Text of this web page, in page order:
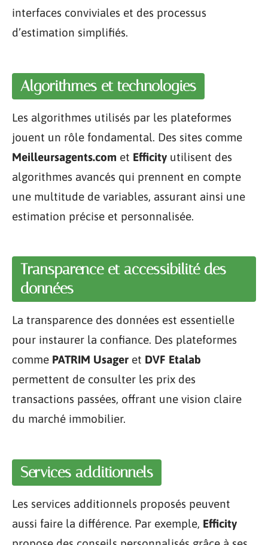
interfaces conviviales et des processus
d’estimation simplifiés.
Algorithmes et technologies
Les algorithmes utilisés par les plateformes
jouent un rôle fondamental. Des sites comme
Meilleursagents.com et Efficity utilisent des
algorithmes avancés qui prennent en compte
une multitude de variables, assurant ainsi une
estimation précise et personnalisée.
Transparence et accessibilité des
données
La transparence des données est essentielle
pour instaurer la confiance. Des plateformes
comme PATRIM Usager et DVF Etalab
permettent de consulter les prix des
transactions passées, offrant une vision claire
du marché immobilier.
Services additionnels
Les services additionnels proposés peuvent
aussi faire la différence. Par exemple, Efficity